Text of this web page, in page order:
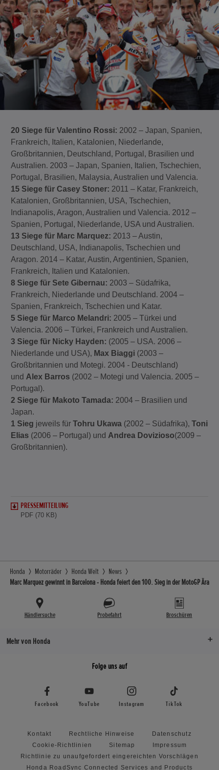
20 Siege für Valentino Rossi: 2002 – Japan, Spanien,
Frankreich, Italien, Katalonien, Niederlande,
Großbritannien, Deutschland, Portugal, Brasilien und
Australien. 2003 – Japan, Spanien, Italien, Tschechien,
Portugal, Brasilien, Malaysia, Australien und Valencia.
15 Siege für Casey Stoner: 2011 – Katar, Frankreich,
Katalonien, Großbritannien, USA, Tschechien,
Indianapolis, Aragon, Australien und Valencia. 2012 –
Spanien, Portugal, Niederlande, USA und Australien.
13 Siege für Marc Marquez: 2013 – Austin,
Deutschland, USA, Indianapolis, Tschechien und
Aragon. 2014 – Katar, Austin, Argentinien, Spanien,
Frankreich, Italien und Katalonien.
8 Siege für Sete Gibernau: 2003 – Südafrika,
Frankreich, Niederlande und Deutschland. 2004 –
Spanien, Frankreich, Tschechien und Katar.
5 Siege für Marco Melandri: 2005 – Türkei und
Valencia. 2006 – Türkei, Frankreich und Australien.
3 Siege für Nicky Hayden: (2005 – USA. 2006 –
Niederlande und USA), Max Biaggi (2003 –
Großbritannien und Motegi. 2004 - Deutschland)
und Alex Barros (2002 – Motegi und Valencia. 2005 –
Portugal).
2 Siege für Makoto Tamada: 2004 – Brasilien und
Japan.
1 Sieg jeweils fürTohru Ukawa (2002 – Südafrika),Toni
Elias (2006 – Portugal) und Andrea Dovizioso(2009 –
Großbritannien).
PRESSEMITTEILUNG
PDF (70 KB)
Honda Motorräder Honda Welt
News
Marc Marquez gewinnt in Barcelona - Honda feiert den 100. Sieg in der MotoGP Ära
Händlersuche Probefahrt Broschüren
Mehr von Honda
Folge uns auf
Facebook YouTube Instagram TikTok
Kontakt Rechtliche Hinweise
Datenschutz
Cookie-Richtlinien
Sitemap
Impressum
Richtlinie zu unaufgefordert eingereichten Vorschlägen
Honda RoadSync Connected Services and Products